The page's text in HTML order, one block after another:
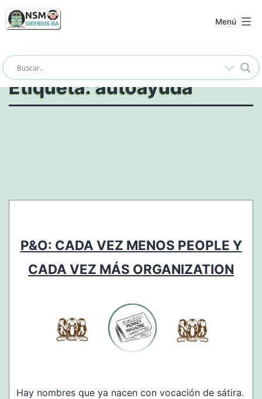
Saltar
NSM
RA
Menú
Etiqueta:autoayuda
P&O: CADA VEZ MENOS PEOPLE Y
CADA VEZ MÁS ORGANIZATION
Hay nombres que ya nacen con vocación de sátira.